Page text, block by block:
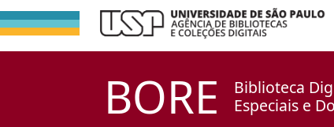
BORE
Biblioteca
Especiais e